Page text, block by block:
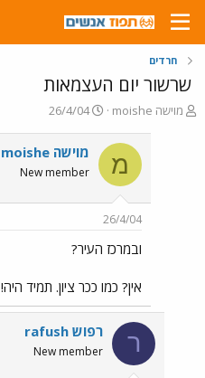
חרדים
שרשור יום העצמאות
פ
מוישה moishe
פ
ס
ם
ת
י
26/4/04
מ מוישה moishe
New member
26/4/04
ובמרכז העיר?
אין? כמו ככר ציון. תמיד היה!
ר רפוש rafush
New member